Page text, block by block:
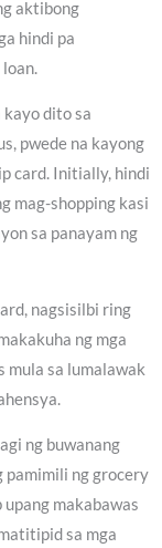
aktibong
hindi pa
kayo dito sa
pwede na kayong
card. Initially, hindi
mag-shopping kasi
sa panayam ng
nagsisilbi ring
ng mga
mula sa lumalawak
ng buwanang
pamimili ng grocery
makabawas
sa mga